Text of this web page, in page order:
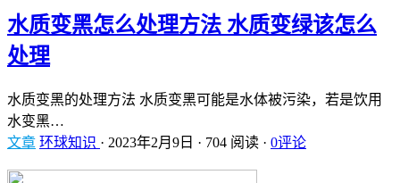
水质变黑怎么处理方法 水质变绿该怎么
处理
水质变黑的处理方法 水质变黑可能是水体被污染，若是饮用
水变黑…
文章 环球知识 · 2023年2月9日 · 704 阅读 · 0评论